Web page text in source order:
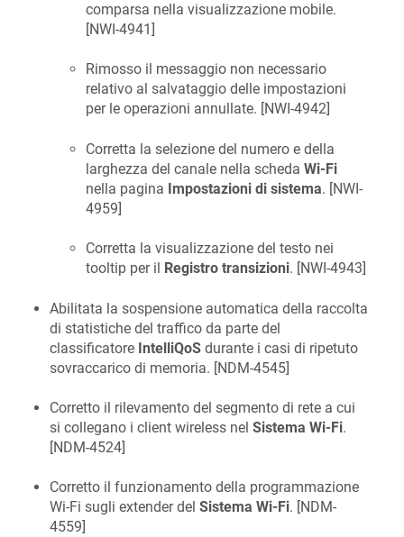
comparsa nella visualizzazione mobile.
[NWI-4941]
Rimosso il messaggio non necessario
relativo al salvataggio delle impostazioni
per le operazioni annullate. [NWI-4942]
Corretta la selezione del numero e della
larghezza del canale nella scheda Wi-Fi
nella pagina Impostazioni di sistema. [NWI-
4959]
Corretta la visualizzazione del testo nei
tooltip per il
Registro transizioni. [NWI-4943]
Abilitata la sospensione automatica della raccolta
di statistiche del traffico da parte del
classificatore IntelliQoS durante i casi di ripetuto
sovraccarico di memoria. [NDM-4545]
Corretto il rilevamento del segmento di rete a cui
si collegano i client wireless nel Sistema Wi-Fi.
[NDM-4524]
Corretto il funzionamento della programmazione
Wi-Fi sugli extender del Sistema Wi-Fi. [NDM-
4559]